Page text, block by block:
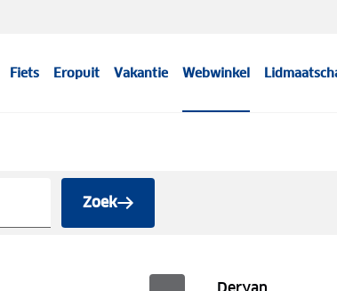
Fiets Eropuit Vakantie Webwinkel
Zoek